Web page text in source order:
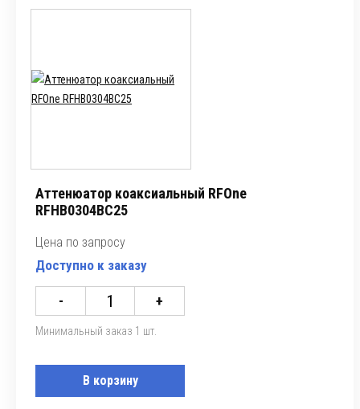
Аттенюатор коаксиальный RFOne
RFHB0304BC25
Цена по запросу
Доступно к заказу
- +
Минимальный заказ 1 шт.
В корзину